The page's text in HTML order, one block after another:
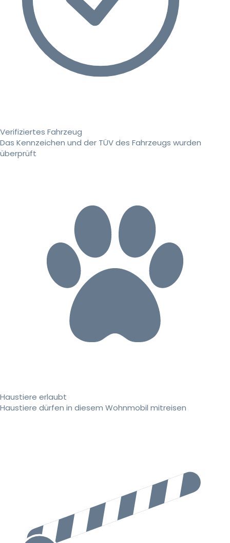
Verifiziertes Fahrzeug
Das Kennzeichen und der TÜV des Fahrzeugs wurden
überprüft
Haustiere erlaubt
Haustiere dürfen in diesem Wohnmobil mitreisen